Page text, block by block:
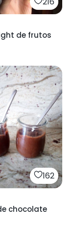
de frutos
162
chocolate